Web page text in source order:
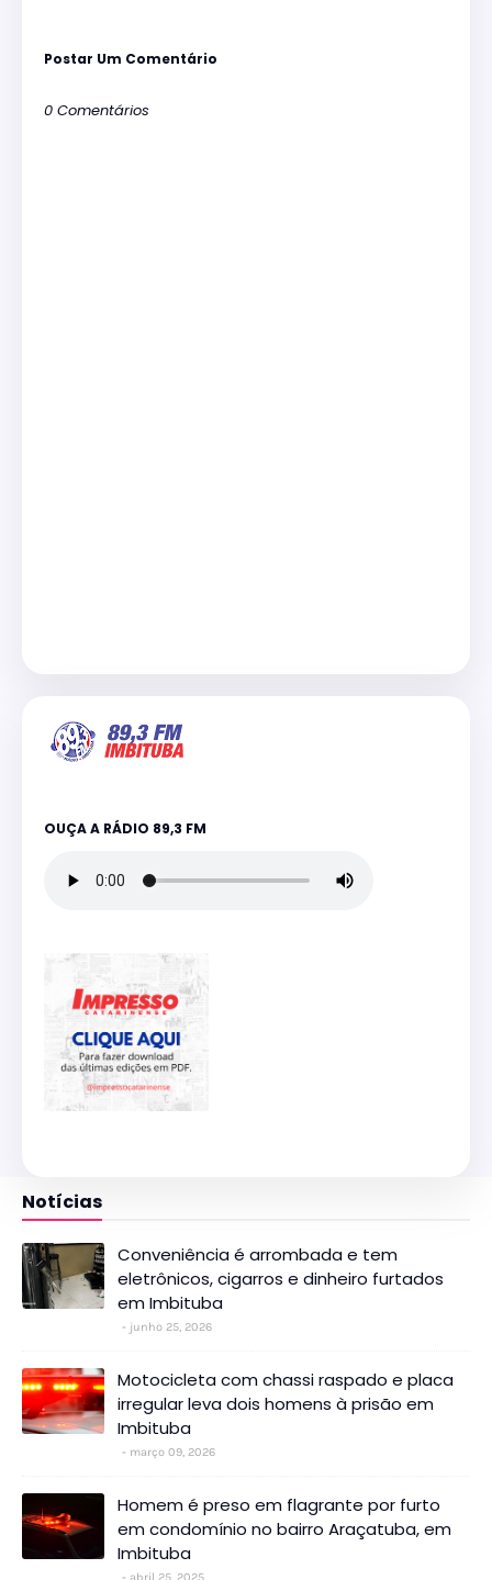
Postar Um Comentário
0 Comentários
OUÇA A RÁDIO 89,3 FM
Notícias
Conveniência é arrombada e tem
eletrônicos, cigarros e dinheiro furtados
em Imbituba
junho 25, 2026
Motocicleta com chassi raspado e placa
irregular leva dois homens à prisão em
Imbituba
março 09, 2026
Homem é preso em flagrante por furto
em condomínio no bairro Araçatuba, em
Imbituba